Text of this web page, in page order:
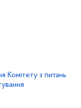
Комітету з питань